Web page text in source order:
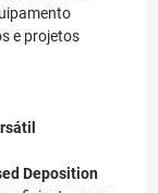
e projetos
Deposition